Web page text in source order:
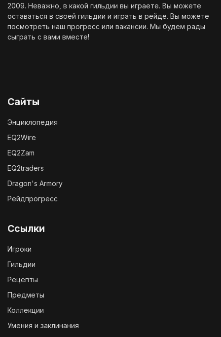
2009. Неважно, в какой гильдии вы играете. Вы можете
оставаться в своей гильдии и играть в рейде. Вы можете
посмотреть наш прогресс или вакансии. Мы будем рады
сыграть с вами вместе!
Сайты
Энциклопедия
EQ2Wire
EQ2Zam
EQ2traders
Dragon's Armory
Рейдпрогресс
Ссылки
Игроки
Гильдии
Рецепты
Предметы
Коллекции
Умения и заклинания